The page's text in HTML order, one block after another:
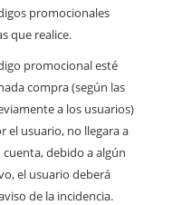
promocionales
que realice.
promocional esté
compra (según las
a los usuarios)
el usuario, no llegara a
debido a algún
el usuario deberá
de la incidencia.